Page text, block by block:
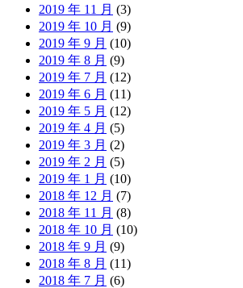
2019 年 11 月 (3)
2019 年 10 月 (9)
2019 年 9 月 (10)
2019 年 8 月 (9)
2019 年 7 月 (12)
2019 年 6 月 (11)
2019 年 5 月 (12)
2019 年 4 月 (5)
2019 年 3 月 (2)
2019 年 2 月 (5)
2019 年 1 月 (10)
2018 年 12 月 (7)
2018 年 11 月 (8)
2018 年 10 月 (10)
2018 年 9 月 (9)
2018 年 8 月 (11)
2018 年 7 月 (6)